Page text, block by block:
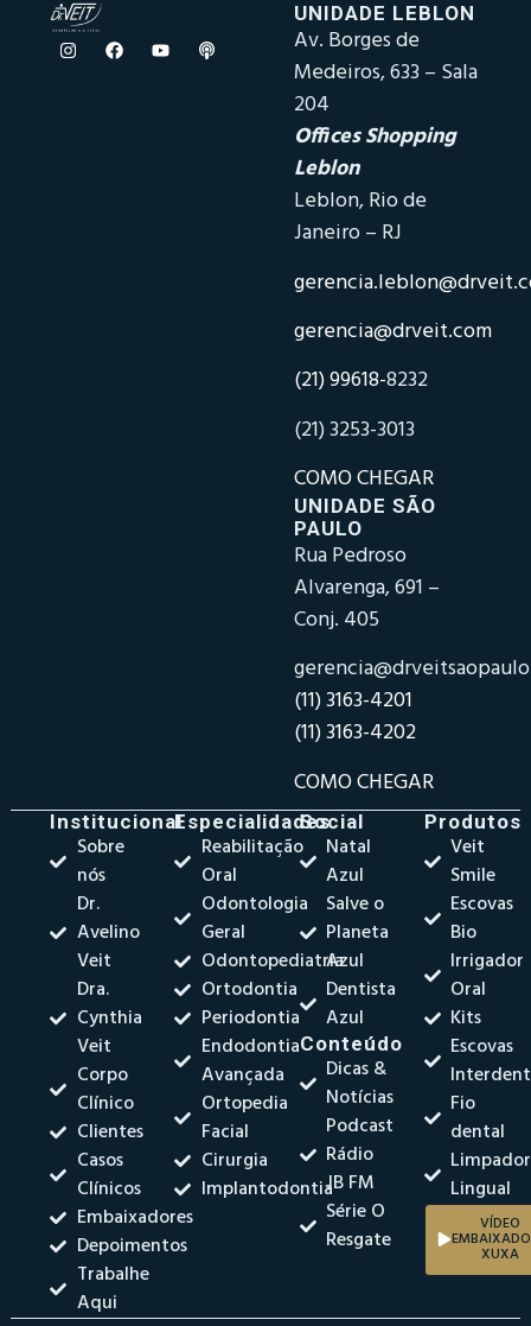
UNIDADE LEBLON
Av. Borges de
Medeiros, 633 – Sala
204
Offices Shopping
Leblon
Leblon, Rio de
Janeiro – RJ
gerencia@drveit.com
(21) 99618-8232
(21) 3253-3013
COMO CHEGAR
UNIDADE SÃO
PAULO
Rua Pedroso
Alvarenga, 691 –
Conj. 405
(11) 3163-4201
(11) 3163-4202
COMO CHEGAR
Institucional
Sobre
nós
Dr.
Avelino
Veit
Dra.
Cynthia
Veit
Corpo
Clínico
Clientes
Casos
Clínicos
Embaixadores
Depoimentos
Trabalhe
Aqui
Especialidades
Reabilitação
Oral
Odontologia
Geral
Odontopediatria
Ortodontia
Periodontia
Endodontia
Avançada
Ortopedia
Facial
Cirurgia
Implantodontia
Social
Natal
Azul
Salve o
Planeta
Azul
Dentista
Azul
Conteúdo
Dicas &
Notícias
Podcast
Rádio
JB FM
Série O
Resgate
Produtos
Veit
Smile
Escovas
Bio
Irrigador
Oral
Kits
Escovas
Fio
dental
Limpador
Lingual
VÍDEO
XUXA